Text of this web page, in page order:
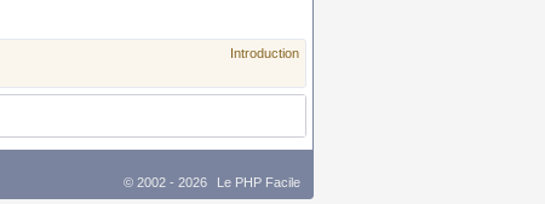
Introduction
© 2002 - 2026 Le PHP Facile